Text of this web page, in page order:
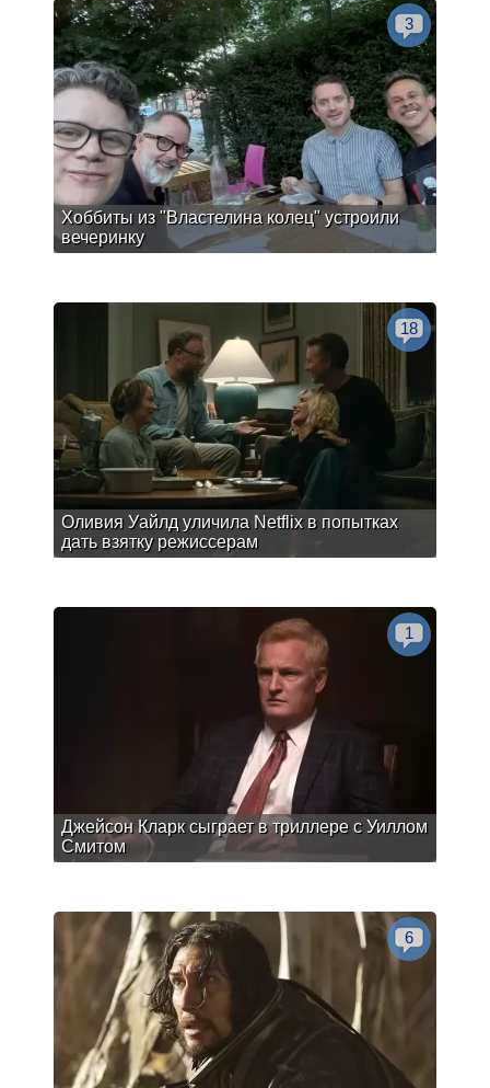
Хоббиты из "Властелина колец" устроили
вечеринку
3
Оливия Уайлд уличила Netflix в попытках
дать взятку режиссерам
18
Джейсон Кларк сыграет в триллере с Уиллом
Смитом
1
6